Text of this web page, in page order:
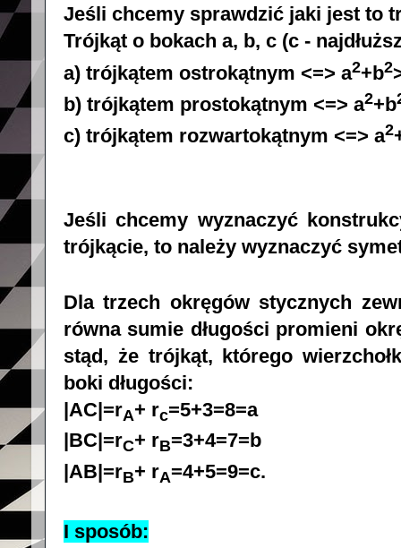
Jeśli chcemy sprawdzić jaki jest to
Trójkąt o bokach a, b, c (c -
a) trójkątem ostrokątnym <=> a2+b2
b) trójkątem prostokątnym <=> a2+b
c) trójkątem rozwartokątnym <=> a2
Jeśli chcemy wyznaczyć
trójkącie, to należy wyznaczyć
Dla trzech okręgów stycznych
równa sumie długości promieni
stąd, że trójkąt, którego
boki długości:
|AC|=rA+ rc=5+3=8=a
|BC|=rC+ rB=3+4=7=b
|AB|=rB+ rA=4+5=9=c.
I sposób: